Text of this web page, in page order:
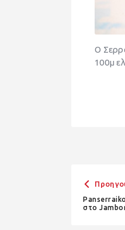
Ο
100μ
στο